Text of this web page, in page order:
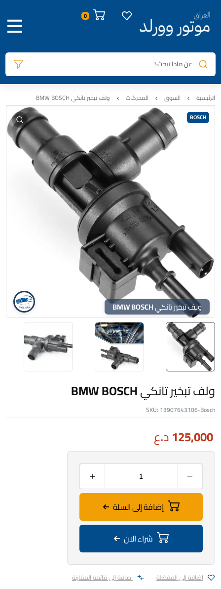
0
عن ماذا تبحث؟
الرئيسية السوق المحركات ولف تبخير تانكي BMW BOSCH
صور المنتج معلومات المنتج الوصف السيارات المتوافقة
BOSCH
ولف تبخير تانكي BMW BOSCH
ولف تبخير تانكي BMW BOSCH
SKU: 13907643106-Bosch
125,000د.ع
إضافة إلى السلة
شراء الان
اضافة الى المفضلة اضافة الى قائمة المقارنة